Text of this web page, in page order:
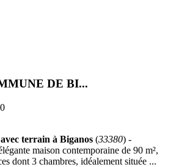
DE BI...
terrain à Biganos (33380) -
maison contemporaine de 90 m²,
dont 3 chambres, idéalement située ...